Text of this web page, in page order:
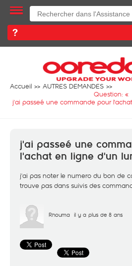
Accueil
AUTRES DEMANDES
Question: «
j'ai passeé une commande pour
j'ai passeé une
l'achat en ligne d'un
j'ai pas noter le numero du bon de
trouve pas dans suivis des
Rhouma il y a plus de 8 ans